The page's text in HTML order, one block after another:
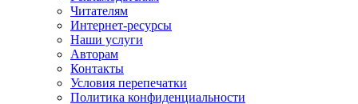
Читателям
Интернет-ресурсы
Наши услуги
Авторам
Контакты
Условия перепечатки
Политика конфиденциальности